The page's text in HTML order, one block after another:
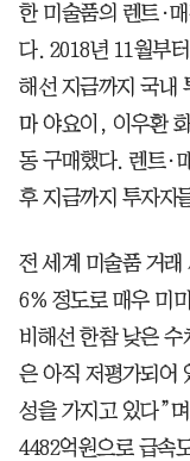
한 미술품의 렌트·
다. 2018년 11월부
해선 지금까지 국내
마 야요이, 이우환
동 구매했다. 렌트·
후 지금까지 투자자
전 세계 미술품 거래
6% 정도로 매우 미
비해선 한참 낮은
은 아직 저평가되어
성을 가지고 있다”
4482억원으로 급속